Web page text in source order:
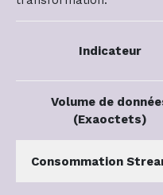
Indicateur
Volume de
(Exaoctets)
Consommation